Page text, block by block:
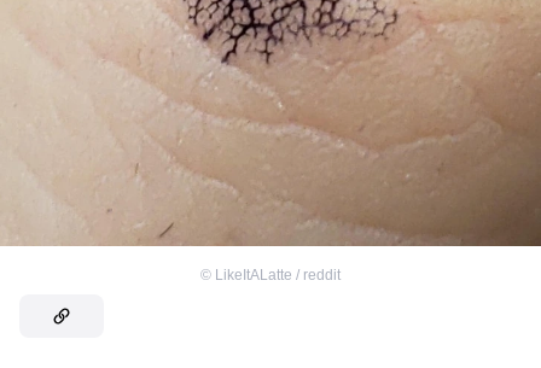
© LikeItALatte / reddit